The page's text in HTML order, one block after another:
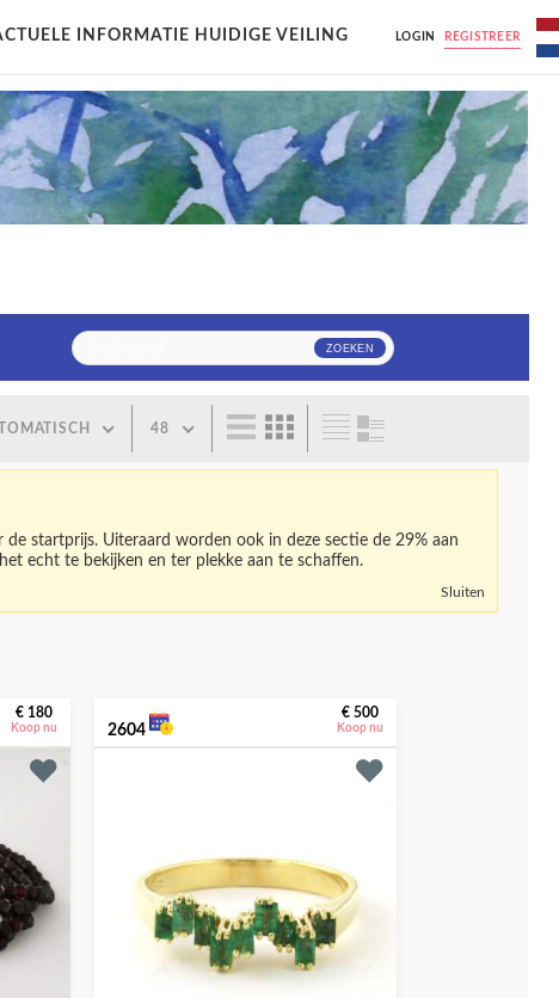
INFORMATIE HUIDIGE VEILING LOGIN REGISTREER
48
startprijs. Uiteraard worden ook in deze sectie de 29% aan
echt te bekijken en ter plekke aan te schaffen.
Sluiten
€ 180
Koop nu 2604
€ 500
Koop nu